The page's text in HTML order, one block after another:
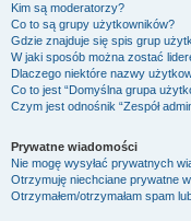
Kim są moderatorzy?
Co to są grupy użytkowników?
Gdzie znajduje się spis grup
W jaki sposób można zostać
Dlaczego niektóre nazwy
Co to jest “Domyślna grupa
Czym jest odnośnik “Zespół
Prywatne wiadomości
Nie mogę wysyłać prywatnych
Otrzymuję niechciane prywatne
Otrzymałem/otrzymałam spam